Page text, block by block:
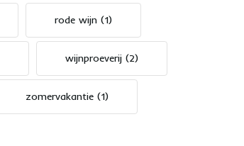
rode wijn (1)
wijnproeverij (2)
zomervakantie (1)